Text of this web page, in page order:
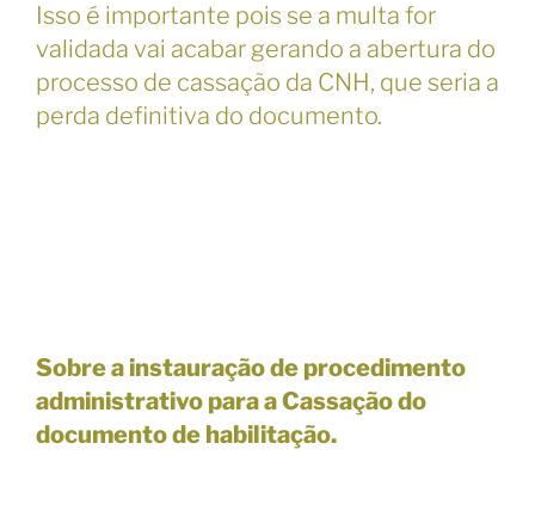
Isso é importante pois se a multa for
validada vai acabar gerando a abertura do
processo de cassação da CNH, que seria a
perda definitiva do documento.
Sobre a instauração de procedimento
administrativo para a Cassação do
documento de habilitação.